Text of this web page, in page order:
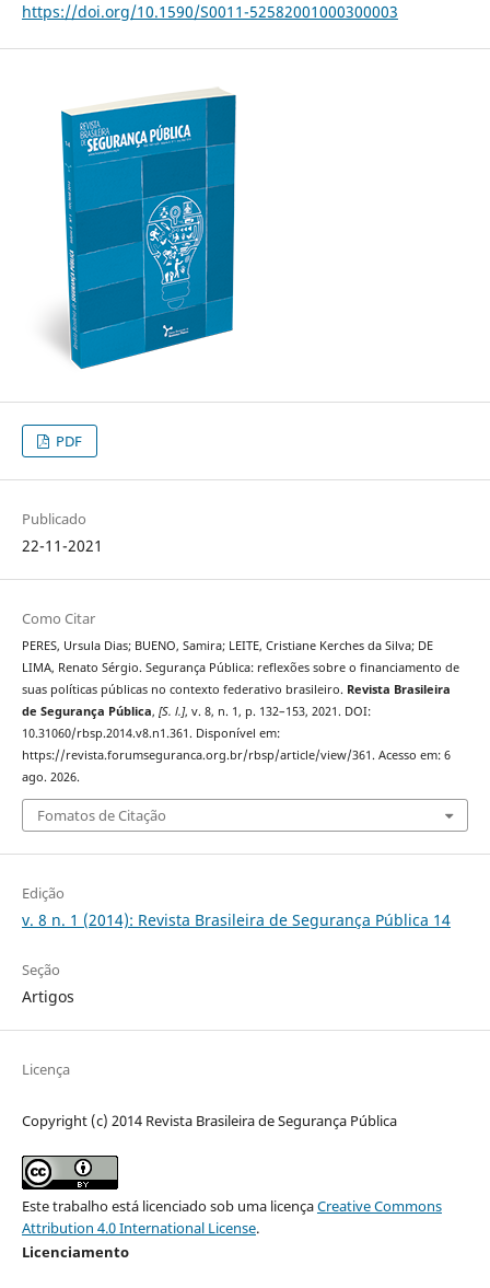
https://doi.org/10.1590/S0011-52582001000300003
PDF
Publicado
22-11-2021
Como Citar
PERES, Ursula Dias; BUENO, Samira; LEITE, Cristiane Kerches da Silva; DE
LIMA, Renato Sérgio. Segurança Pública: reflexões sobre o financiamento de
suas políticas públicas no contexto federativo brasileiro. Revista Brasileira
de Segurança Pública, [S. l.], v. 8, n. 1, p. 132–153, 2021. DOI:
10.31060/rbsp.2014.v8.n1.361. Disponível em:
https://revista.forumseguranca.org.br/rbsp/article/view/361. Acesso em: 6
ago. 2026.
Fomatos de Citação
Edição
v. 8 n. 1 (2014): Revista Brasileira de Segurança Pública 14
Seção
Artigos
Licença
Copyright (c) 2014 Revista Brasileira de Segurança Pública
Este trabalho está licenciado sob uma licençaCreative Commons
Attribution 4.0 International License.
Licenciamento